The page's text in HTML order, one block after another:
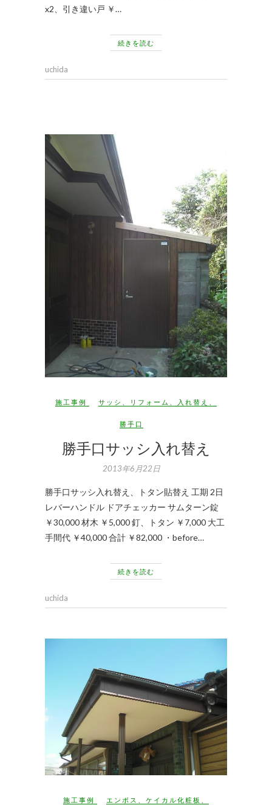
x2、引き違い戸 ￥…
続きを読む
uchida
施工事例 サッシ リフォーム 入れ替え
勝手口
勝手口サッシ入れ替え
2013年6月22日
勝手口サッシ入れ替え、トタン貼替え 工期 2日
レバーハンドル ドアチェッカー サムターン錠
￥30,000 材木 ￥5,000 釘、トタン ￥7,000 大工
手間代 ￥40,000 合計 ￥82,000 ・before…
続きを読む
uchida
施工事例 エンボス ケイカル化粧板